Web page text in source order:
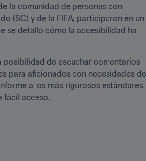
la comunidad de personas con
(SC) y de la FIFA, participaron en un
se detalló cómo la accesibilidad ha
posibilidad de escuchar comentarios
para aficionados con necesidades de
a los más rigurosos estándares
fácil acceso.